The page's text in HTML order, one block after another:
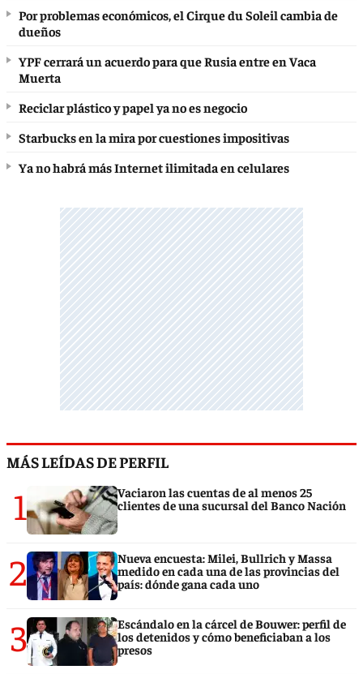
Por problemas económicos, el Cirque du Soleil cambia de
dueños
YPF cerrará un acuerdo para que Rusia entre en Vaca
Muerta
Reciclar plástico y papel ya no es negocio
Starbucks en la mira por cuestiones impositivas
Ya no habrá más Internet ilimitada en celulares
MÁS LEÍDAS DE PERFIL
1
Vaciaron las cuentas de al menos 25
clientes de una sucursal del Banco Nación
2
Nueva encuesta: Milei, Bullrich y Massa
medido en cada una de las provincias del
país: dónde gana cada uno
3
Escándalo en la cárcel de Bouwer: perfil de
los detenidos y cómo beneficiaban a los
presos